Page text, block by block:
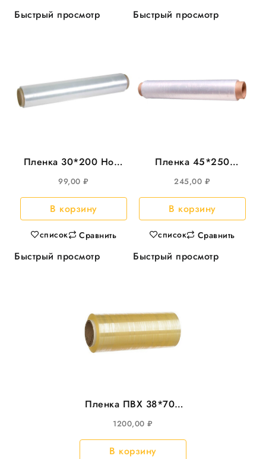
Быстрый просмотр Быстрый просмотр
Пленка 30*200 Нова
Ролл WT белая.
8рул/кор
99,00₽
В корзину
список Сравнить
Быстрый просмотр
Пленка 45*250
Идеал WT белая.
7рул/кор(174;6)
245,00 ₽
В корзину
список Сравнить
Быстрый просмотр
Пленка ПВХ 38*700
CAST 8мкм
1200,00₽
В корзину